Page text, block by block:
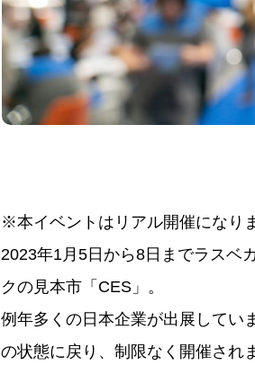
※本イベントはリアル開催になり
2023年1月5日から8日までラスベ
クの見本市「CES」。
例年多くの日本企業が出展してい
の状態に戻り、制限なく開催され